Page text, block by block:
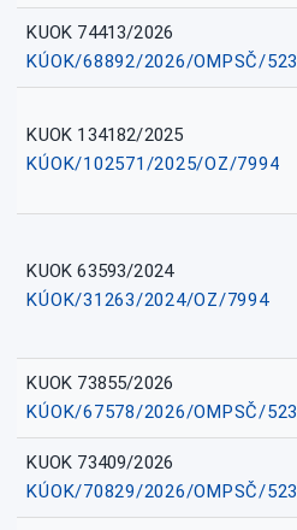
KUOK 74413/2026
KÚOK/68892/2026/OMPSČ/523
KUOK 134182/2025
KÚOK/102571/2025/OZ/7994
KUOK 63593/2024
KÚOK/31263/2024/OZ/7994
KUOK 73855/2026
KÚOK/67578/2026/OMPSČ/523
KUOK 73409/2026
KÚOK/70829/2026/OMPSČ/523